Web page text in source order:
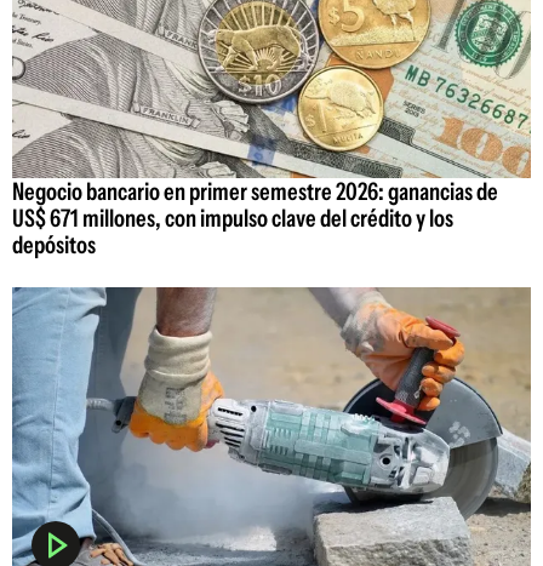
Negocio bancario en primer semestre 2026: ganancias de
US$ 671 millones, con impulso clave del crédito y los
depósitos